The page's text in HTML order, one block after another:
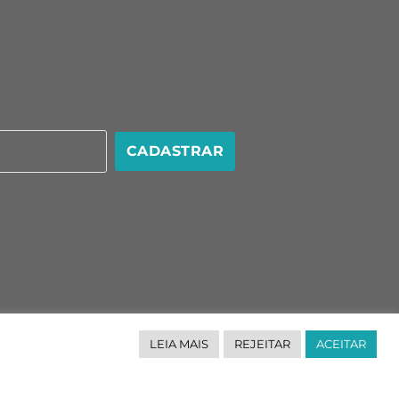
CADASTRAR
LEIA MAIS REJEITAR ACEITAR